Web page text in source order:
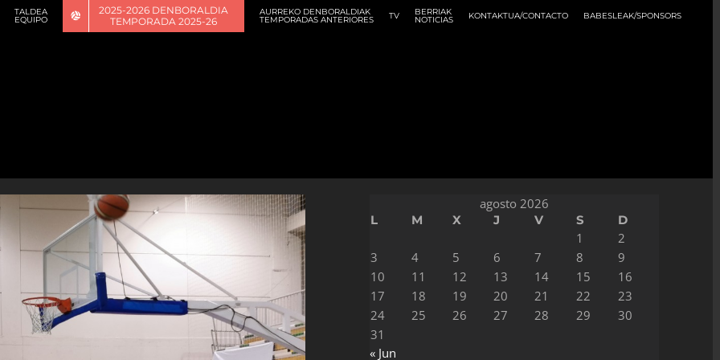
TALDEA
EQUIPO
2025-2026 DENBORALDIA
TEMPORADA 2025-26
AURREKO DENBORALDIAK
TEMPORADAS ANTERIORES TV BERRIAK
NOTICIAS KONTAKTUA/CONTACTO BABESLEAK/SPONSORS
agosto 2026
L M X J V S D
1
2
3
4 5 6 7 8
9
10
11 12 13 14 15
16
17
18 19 20 21 22
23
24
25 26 27 28 29
30
31
« Jun